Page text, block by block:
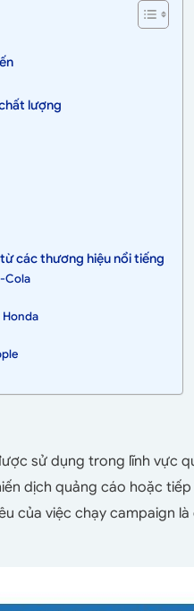
lượng
các thương hiệu nổi tiếng
Cola
Honda
sử dụng trong lĩnh vực
dịch quảng cáo hoặc
của việc chạy campaign